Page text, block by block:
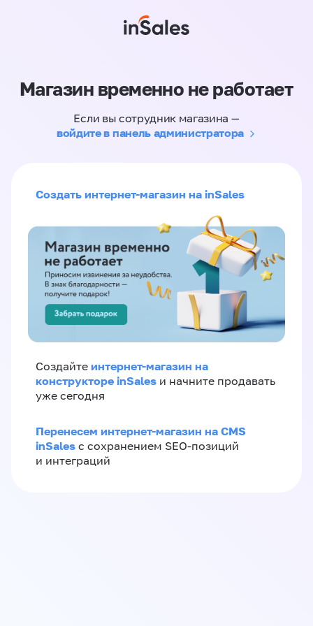
Магазин временно не работает
Если вы сотрудник магазина —
войдите в панель администратора
Создать интернет-магазин на inSales
Создайте интернет-магазин на
конструкторе inSales и начните продавать
уже сегодня
Перенесем интернет-магазин на CMS
inSales с сохранением SEO-позиций
и интеграций